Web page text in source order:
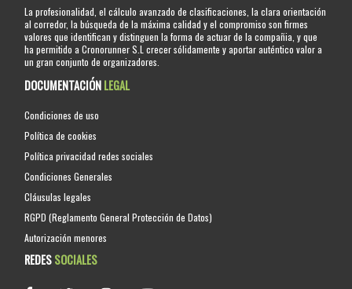
La profesionalidad, el cálculo avanzado de clasificaciones, la clara orientación
al corredor, la búsqueda de la máxima calidad y el compromiso son firmes
valores que identifican y distinguen la forma de actuar de la compañia, y que
ha permitido a Cronorunner S.L crecer sólidamente y aportar auténtico valor a
un gran conjunto de organizadores.
DOCUMENTACIÓNLEGAL
Condiciones de uso
Política de cookies
Política privacidad redes sociales
Condiciones Generales
Cláusulas legales
RGPD (Reglamento General Protección de Datos)
Autorización menores
REDESSOCIALES